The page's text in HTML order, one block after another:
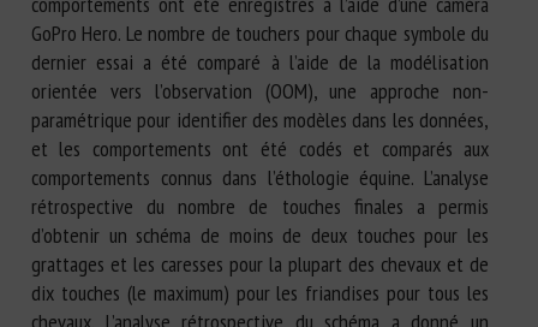
GoPro Hero. Le nombre de touchers pour chaque symbole du
dernier essai a été comparé à l’aide de la modélisation
orientée vers l’observation (OOM), une approche non-
paramétrique pour identifier des modèles dans les données,
et les comportements ont été codés et comparés aux
comportements connus dans l’éthologie équine. L’analyse
rétrospective du nombre de touches finales a permis
d’obtenir un schéma de moins de deux touches pour les
grattages et les caresses pour la plupart des chevaux et de
dix touches (le maximum) pour les friandises pour tous les